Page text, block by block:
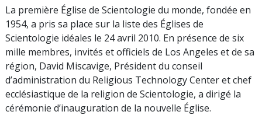
La première Église de Scientologie du monde, fondée en
1954, a pris sa place sur la liste des Églises de
Scientologie idéales le 24 avril 2010. En présence de six
mille membres, invités et officiels de Los Angeles et de sa
région, David Miscavige, Président du conseil
d’administration du Religious Technology Center et chef
ecclésiastique de la religion de Scientologie, a dirigé la
cérémonie d’inauguration de la nouvelle Église.